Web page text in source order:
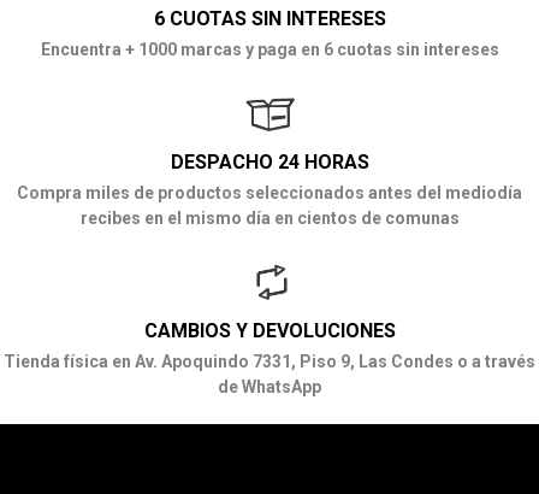
6 CUOTAS SIN INTERESES
Encuentra + 1000 marcas y paga en 6 cuotas sin intereses
DESPACHO 24 HORAS
Compra miles de productos seleccionados antes del mediodía
recibes en el mismo día en cientos de comunas
CAMBIOS Y DEVOLUCIONES
Tienda física en Av. Apoquindo 7331, Piso 9, Las Condes o a través
de WhatsApp